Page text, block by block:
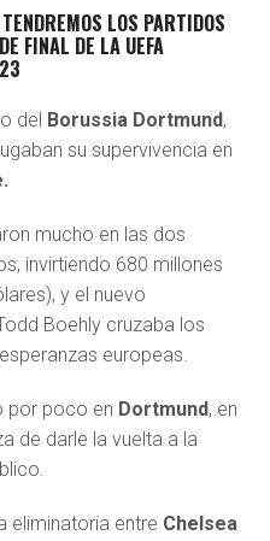
LOS PARTIDOS
FINAL DE LA UEFA
del Borussia Dortmund,
su supervivencia en
mucho en las dos
invirtiendo 680 millones
y el nuevo
Boehly cruzaba los
europeas.
por poco en Dortmund, en
de darle la vuelta a la
eliminatoria entre Chelsea